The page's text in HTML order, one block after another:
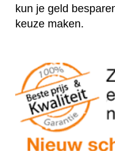
kun je geld
keuze maken.